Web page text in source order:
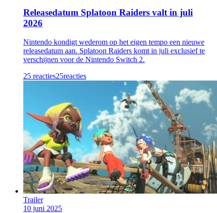
Releasedatum Splatoon Raiders valt in juli
2026
Nintendo kondigt wederom op het eigen tempo een nieuwe
releasedatum aan. Splatoon Raiders komt in juli exclusief te
verschijnen voor de Nintendo Switch 2.
25 reacties25reacties
Trailer
10 juni 2025